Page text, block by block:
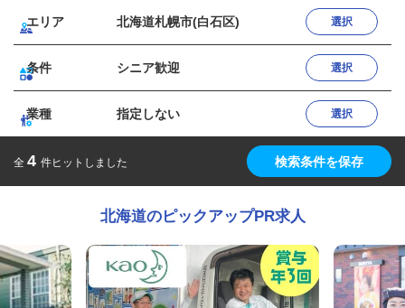
エリア 北海道札幌市(白石区) 選択
条件 シニア歓迎 選択
業種 指定しない 選択
全 4 件ヒットしました 検索条件を保存
北海道のピックアップPR求人